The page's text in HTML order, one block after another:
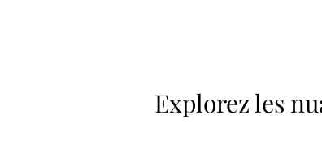
Explorez les